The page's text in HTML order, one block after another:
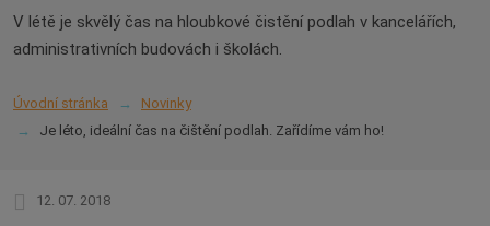
V létě je skvělý čas na hloubkové čistění podlah v kancelářích,
administrativních budovách i školách.
Úvodní stránka
Novinky
Je léto, ideální čas na čištění podlah. Zařídíme vám ho!
12. 07. 2018